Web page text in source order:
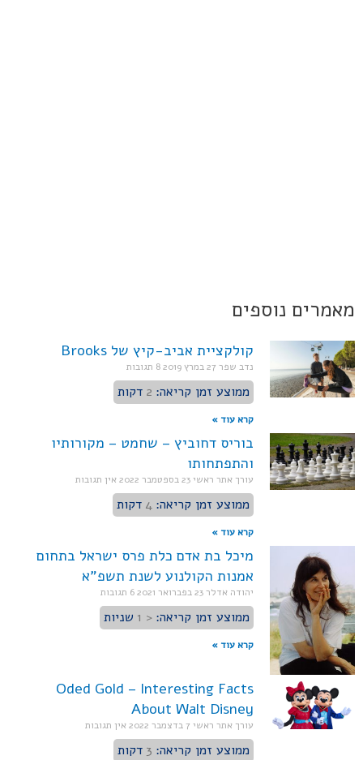
מאמרים נוספים
קולקציית אביב-קיץ של Brooks
נדב שפר 27 במרץ 2019 8 תגובות
ממוצע זמן קריאה: 2 דקות
קרא עוד »
בוריס דחוביץ – שחמט – מקורותיו
והתפתחותו
עורך אתר ראשי23 בספטמבר 2022 אין תגובות
ממוצע זמן קריאה: 4 דקות
קרא עוד »
מיכל בת אדם כלת פרס ישראל בתחום
אמנות הקולנוע לשנת תשפ"א
יהודה אדלר23 בפברואר 2021 6 תגובות
ממוצע זמן קריאה: < 1 שניות
קרא עוד »
Oded Gold – Interesting Facts
About Walt Disney
עורך אתר ראשי 7 בדצמבר 2022 אין תגובות
ממוצע זמן קריאה: 3 דקות